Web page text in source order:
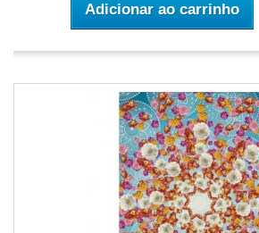
Adicionar ao carrinho